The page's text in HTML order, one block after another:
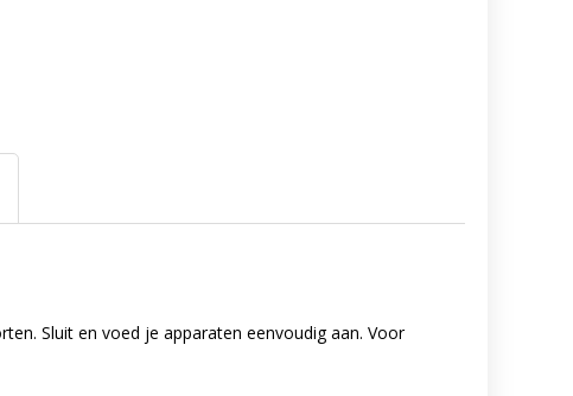
Sluit en voed je apparaten eenvoudig aan. Voor